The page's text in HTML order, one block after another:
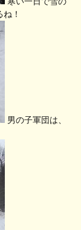
ね！
男の子軍団は、